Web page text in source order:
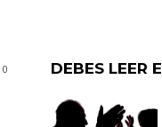
0 DEBES LEER